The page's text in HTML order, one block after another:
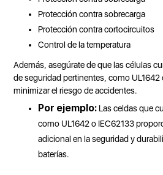
Protección contra sobrecarga
Protección contra cortocircuitos
Control de la temperatura
Además, asegúrate de que las células
de seguridad pertinentes, como UL1642
minimizar el riesgo de accidentes.
Por ejemplo: Las celdas que
como UL1642 o IEC62133
adicional en la seguridad y
baterías.